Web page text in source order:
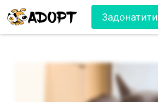
Задонатити